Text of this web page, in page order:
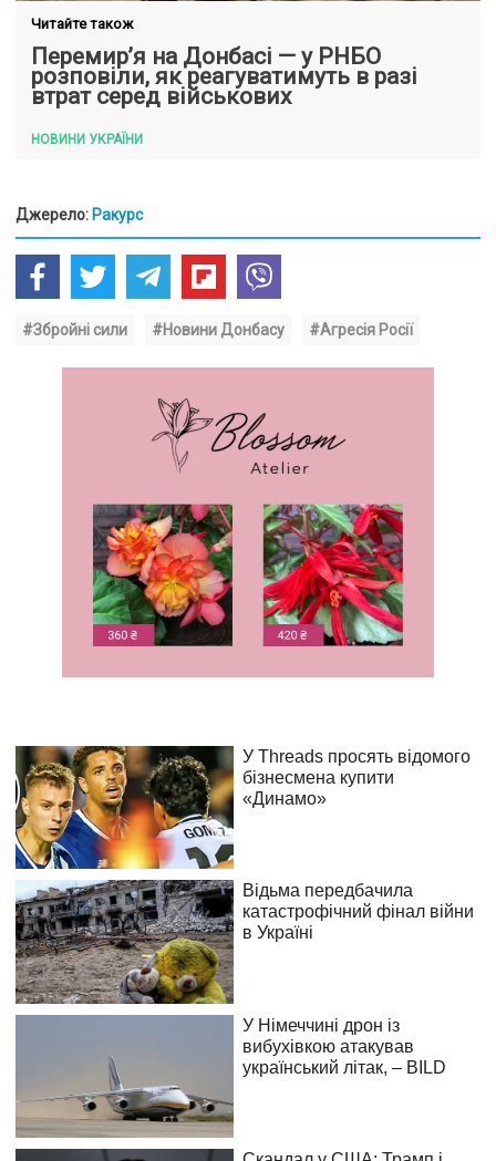
Читайте також
Перемир’я на Донбасі — у РНБО
розповіли, як реагуватимуть в разі
втрат серед військових
НОВИНИ УКРАЇНИ
Джерело: Ракурс
#Збройні сили #Новини Донбасу #Агресія Росії